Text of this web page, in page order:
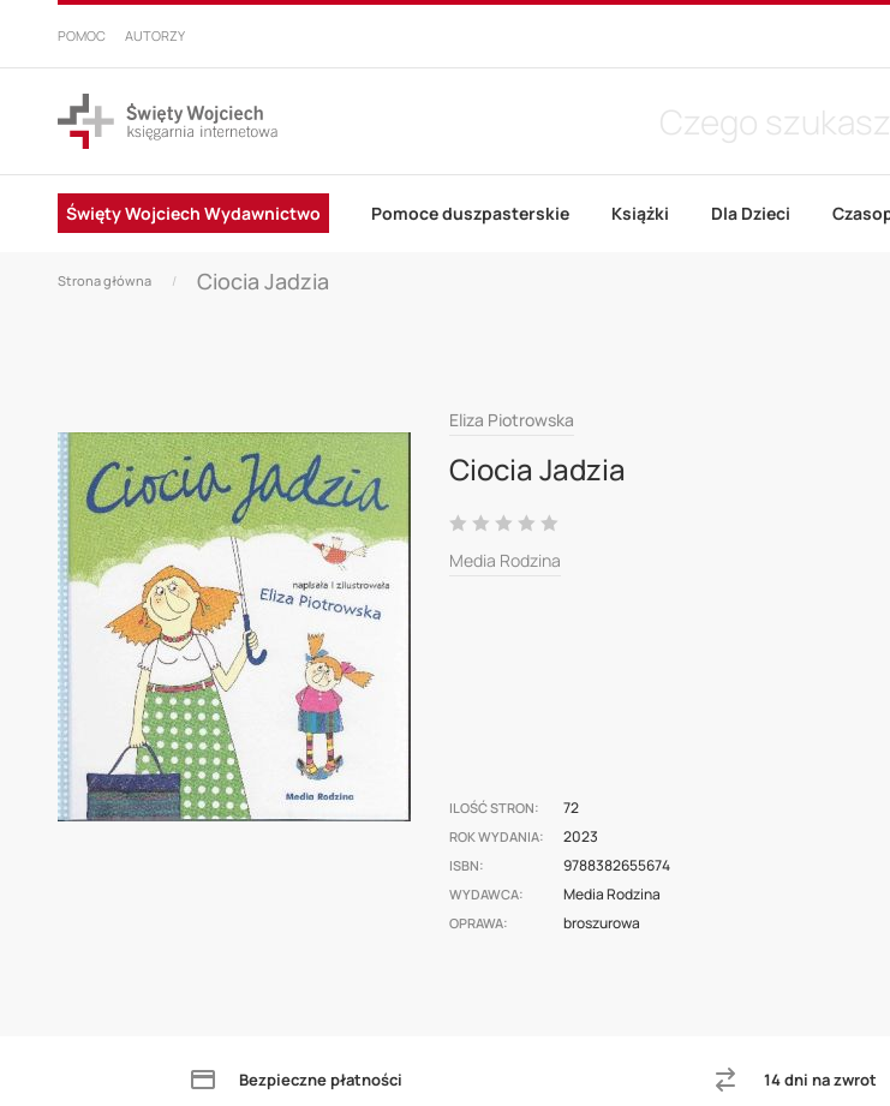
PRZEJDŹ
DO
POMOC AUTORZY
Święty Wojciech Wydawnictwo Pomoce duszpasterskie Książki Dla Dzieci
Strona główna Ciocia Jadzia
to
the
end
of
the
images
gallery
Eliza Piotrowska
Ciocia Jadzia
Ocena:
Media Rodzina
ILOŚĆ STRON 72
ROK WYDANIA 2023
ISBN 9788382655674
WYDAWCA Media Rodzina
OPRAWA broszurowa
Bezpieczne płatności 14 dni na zwrot